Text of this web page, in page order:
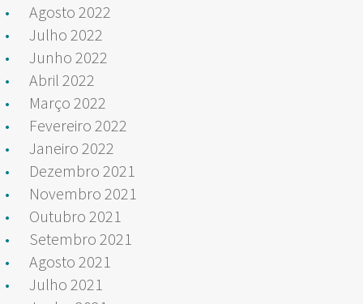
Agosto 2022
Julho 2022
Junho 2022
Abril 2022
Março 2022
Fevereiro 2022
Janeiro 2022
Dezembro 2021
Novembro 2021
Outubro 2021
Setembro 2021
Agosto 2021
Julho 2021